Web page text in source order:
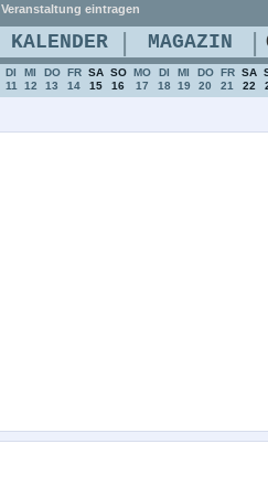
Veranstaltung eintragen
KALENDER | MAGAZIN |
DI
11
MI
12
DO
13
FR
14
SA
15
SO
16
MO
17
DI
18
MI
19
DO
20
FR
21
SA
22